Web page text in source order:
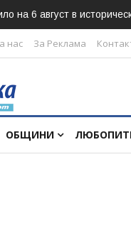
на 6 август в
нас За Реклама
ОБЩИНИ